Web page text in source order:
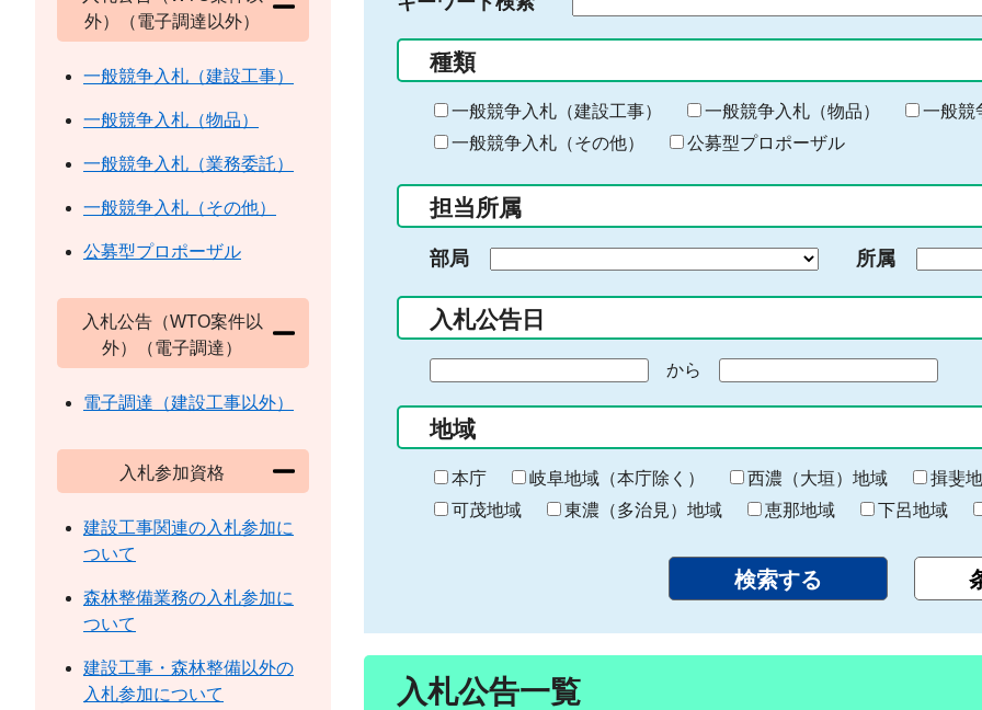
る
キ
ー
ー
入
力
種類
一般競争入札（建設工事） 一般競争入札（物品）
一般競
一般競争入札（その他）
公募型プロポーザル
担当所属
部局 所属
入札公告日
の
始
ま
り
から
終
わ
り
地域
本庁 岐阜地域（本庁除く） 西濃（大垣）地域
揖斐
可茂地域
東濃（多治見）地域 恵那地域 下呂地域
入札公告一覧
外）（電子調達以外）
一般競争入札（建設工事）
一般競争入札（物品）
一般競争入札（業務委託）
一般競争入札（その他）
公募型プロポーザル
入札公告（WTO案件以
外）（電子調達）
電子調達（建設工事以外）
入札参加資格
建設工事関連の入札参加に
ついて
森林整備業務の入札参加に
ついて
建設工事・森林整備以外の
入札参加について